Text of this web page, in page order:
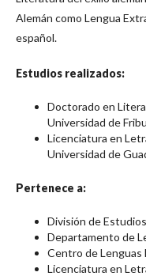
Alemán como Lengua
español.
Estudios realizados:
Doctorado en
Universidad de
Licenciatura en
Universidad de
Pertenece a:
División de
Departamento de
Centro de Lenguas
Licenciatura en